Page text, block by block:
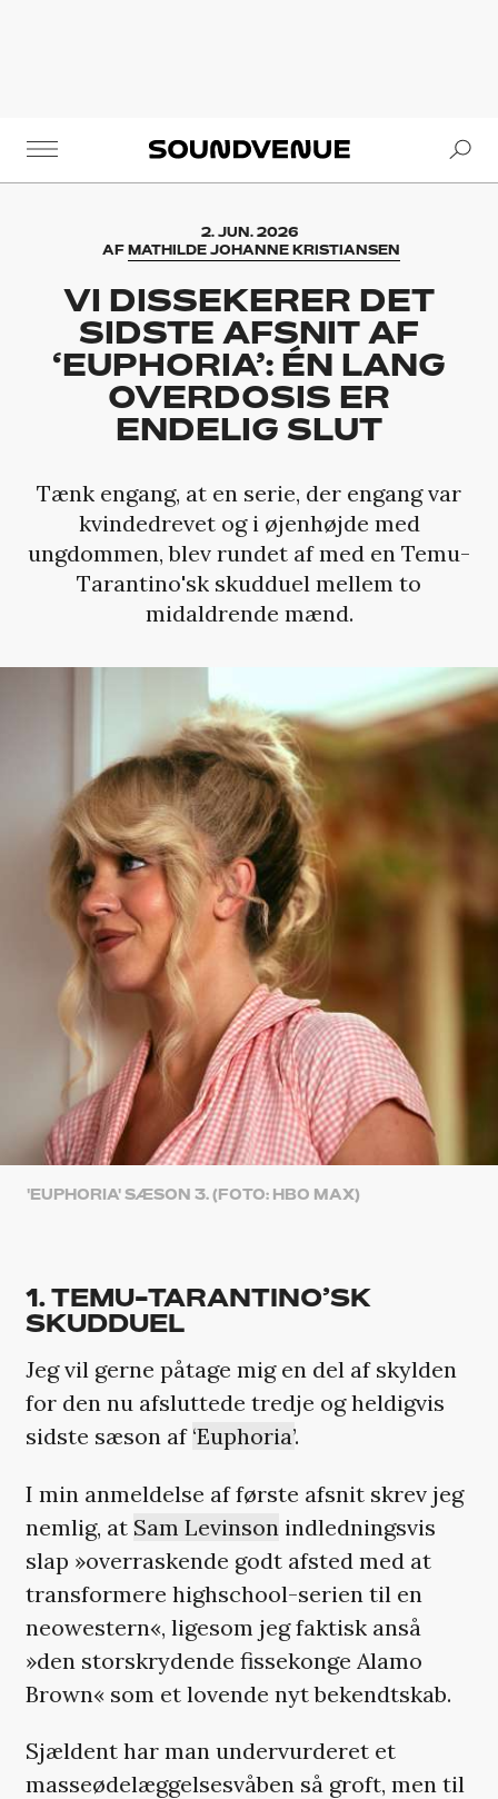
Soundvenue
2. JUN. 2026
AFMATHILDE JOHANNE KRISTIANSEN
VI DISSEKERER DET
SIDSTE AFSNIT AF
‘EUPHORIA’: ÉN LANG
OVERDOSIS ER
ENDELIG SLUT
Tænk engang, at en serie, der engang var
kvindedrevet og i øjenhøjde med
ungdommen, blev rundet af med en Temu-
Tarantino'sk skudduel mellem to
midaldrende mænd.
'EUPHORIA' SÆSON 3. (FOTO: HBO MAX)
1. TEMU-TARANTINO’SK
SKUDDUEL
Jeg vil gerne påtage mig en del af skylden
for den nu afsluttede tredje og heldigvis
sidste sæson af ‘Euphoria’.
I min anmeldelse af første afsnit skrev jeg
nemlig, at Sam Levinson indledningsvis
slap »overraskende godt afsted med at
transformere highschool-serien til en
neowestern«, ligesom jeg faktisk anså
»den storskrydende fissekonge Alamo
Brown« som et lovende nyt bekendtskab.
Sjældent har man undervurderet et
masseødelæggelsesvåben så groft, men til